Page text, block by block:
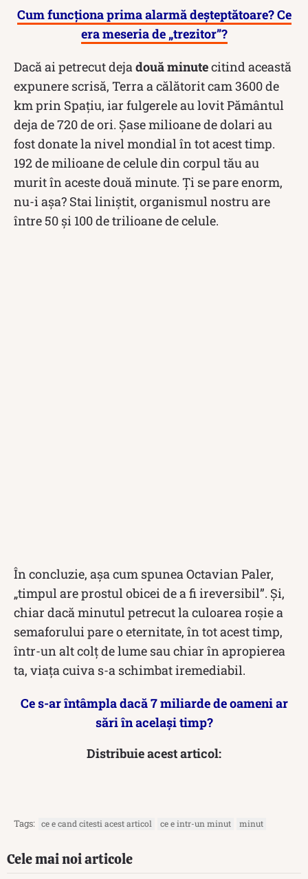
Cum funcționa prima alarmă deșteptătoare? Ce
era meseria de „trezitor”?
Dacă ai petrecut dejadouă minutecitind această
expunere scrisă, Terra a călătorit cam 3600 de
km prin Spațiu, iar fulgerele au lovit Pământul
deja de 720 de ori. Șase milioane de dolari au
fost donate la nivel mondial în tot acest timp.
192 de milioane de celule din corpul tău au
murit în aceste două minute. Ți se pare enorm,
nu-i așa? Stai liniștit, organismul nostru are
între 50 și 100 de trilioane de celule.
În concluzie, așa cum spunea Octavian Paler,
„timpul are prostul obicei de a fi ireversibil”. Și,
chiar dacă minutul petrecut la culoarea roșie a
semaforului pare o eternitate, în tot acest timp,
într-un alt colț de lume sau chiar în apropierea
ta, viața cuiva s-a schimbat iremediabil.
Ce s-ar întâmpla dacă 7 miliarde de oameni ar
sări în același timp?
Distribuie acest articol:
Tags: ce e cand citesti acest articol ce e intr-un minut minut
Cele mai noi articole